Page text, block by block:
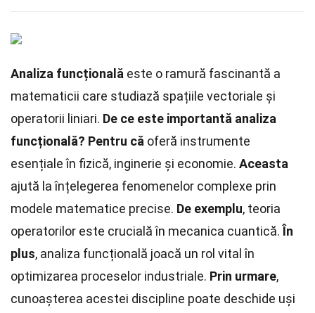
Analiza funcțională este o ramură fascinantă a
matematicii care studiază spațiile vectoriale și
operatorii liniari. De ce este importantă analiza
funcțională? Pentru că oferă instrumente
esențiale în fizică, inginerie și economie. Aceasta
ajută la înțelegerea fenomenelor complexe prin
modele matematice precise. De exemplu, teoria
operatorilor este crucială în mecanica cuantică. În
plus, analiza funcțională joacă un rol vital în
optimizarea proceselor industriale. Prin urmare,
cunoașterea acestei discipline poate deschide uși